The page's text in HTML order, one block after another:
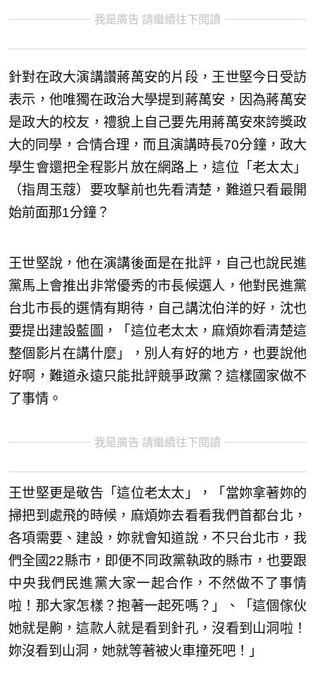
我是廣告 請繼續往下閱讀
針對在政大演講讚蔣萬安的片段，王世堅今日受訪
表示，他唯獨在政治大學提到蔣萬安，因為蔣萬安
是政大的校友，禮貌上自己要先用蔣萬安來誇獎政
大的同學，合情合理，而且演講時長70分鐘，政大
學生會還把全程影片放在網路上，這位「老太太」
（指周玉蔻）要攻擊前也先看清楚，難道只看最開
始前面那1分鐘？
王世堅說，他在演講後面是在批評，自己也說民進
黨馬上會推出非常優秀的市長候選人，他對民進黨
台北市長的選情有期待，自己講沈伯洋的好，沈也
要提出建設藍圖，「這位老太太，麻煩妳看清楚這
整個影片在講什麼」，別人有好的地方，也要說他
好啊，難道永遠只能批評競爭政黨？這樣國家做不
了事情。
我是廣告 請繼續往下閱讀
王世堅更是敬告「這位老太太」，「當妳拿著妳的
掃把到處飛的時候，麻煩妳去看看我們首都台北，
各項需要、建設，妳就會知道說，不只台北市，我
們全國22縣市，即便不同政黨執政的縣市，也要跟
中央我們民進黨大家一起合作，不然做不了事情
啦！那大家怎樣？抱著一起死嗎？」、「這個傢伙
她就是齁，這款人就是看到針孔，沒看到山洞啦！
妳沒看到山洞，她就等著被火車撞死吧！」